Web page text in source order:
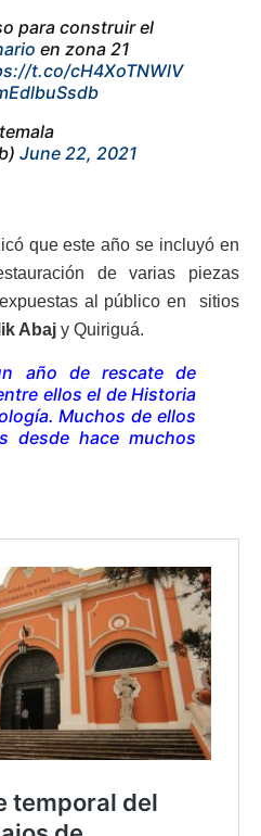
para construir el
en zona 21
t.co/cH4XoTNWlV
June 22, 2021
que este año se incluyó en
de varias piezas
al público en sitios
Abaj y Quiriguá.
año de rescate de
ellos el de Historia
Muchos de ellos
desde hace muchos